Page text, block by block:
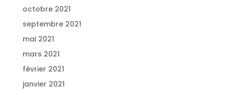
octobre 2021
septembre 2021
mai 2021
mars 2021
février 2021
janvier 2021